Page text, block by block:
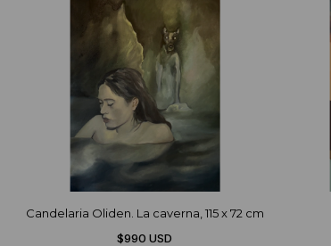
Candelaria Oliden. La caverna, 115 x 72 cm
$990 USD